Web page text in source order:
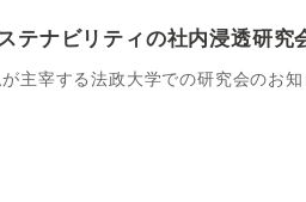
ナビリティの社内浸透研究
主宰する法政大学での研究会のお